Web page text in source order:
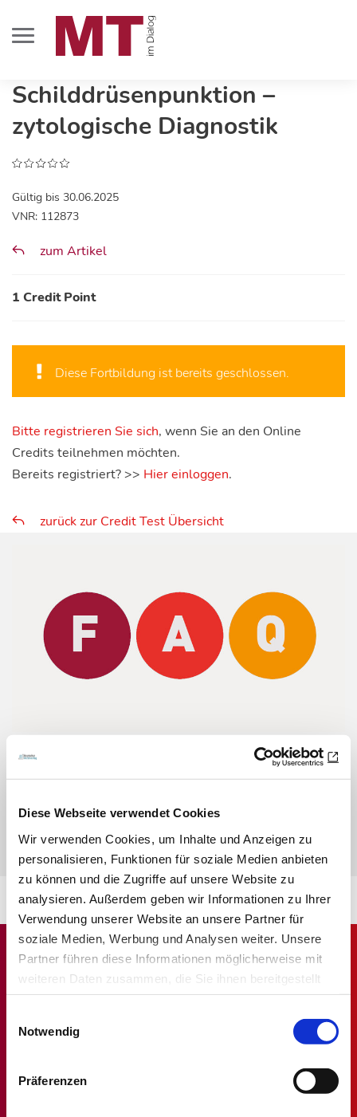
Diese Webseite verwendet Cookies
Wir verwenden Cookies, um Inhalte und Anzeigen zu
personalisieren, Funktionen für soziale Medien anbieten
zu können und die Zugriffe auf unsere Website zu
analysieren. Außerdem geben wir Informationen zu Ihrer
Verwendung unserer Website an unsere Partner für
soziale Medien, Werbung und Analysen weiter. Unsere
Partner führen diese Informationen möglicherweise mit
weiteren Daten zusammen, die Sie ihnen bereitgestellt
haben oder die sie im Rahmen Ihrer Nutzung der Dienste
Notwendig
Präferenzen
Schilddrüsenpunktion –
zytologische Diagnostik
Gültig bis 30.06.2025
VNR: 112873
zum Artikel
1 Credit Point
Diese Fortbildung ist bereits geschlossen.
Bitte registrieren Sie sich, wenn Sie an den Online
Credits teilnehmen möchten.
Bereits registriert? >> Hier einloggen.
zurück zur Credit Test Übersicht
Sie haben Fragen zu den Credit Tests?
Wir haben die wichtigsten Fragen und Antworten für Sie
zusammengefasst.